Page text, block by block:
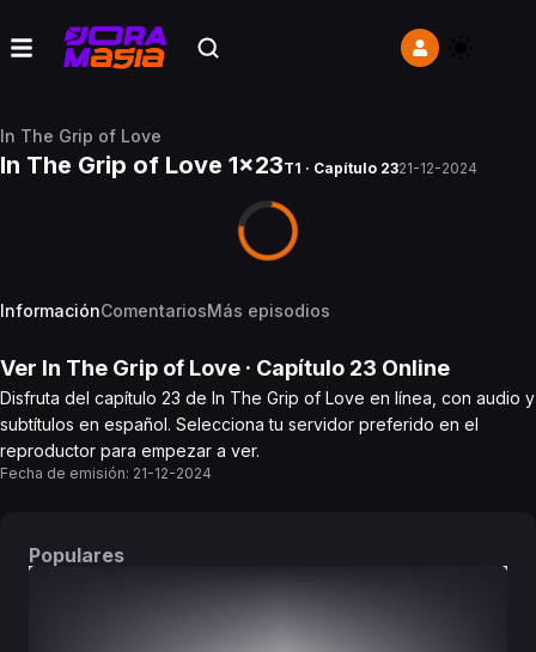
In The Grip of Love
In The Grip of Love 1x23T1 · Capítulo 2321-12-2024
InformaciónComentariosMás episodios
Ver In The Grip of Love · Capítulo 23 Online
Disfruta del capítulo 23 de In The Grip of Love en línea, con audio y
subtítulos en español. Selecciona tu servidor preferido en el
reproductor para empezar a ver.
Fecha de emisión: 21-12-2024
Populares